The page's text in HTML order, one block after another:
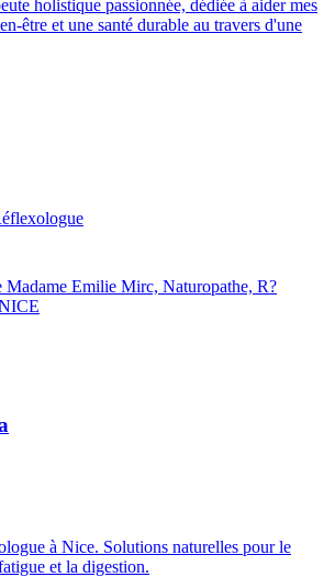
holistique passionnée, dédiée à aider mes
être et une santé durable au travers d'une
Madame Emilie Mirc, Naturopathe, R?
à Nice. Solutions naturelles pour le
et la digestion.